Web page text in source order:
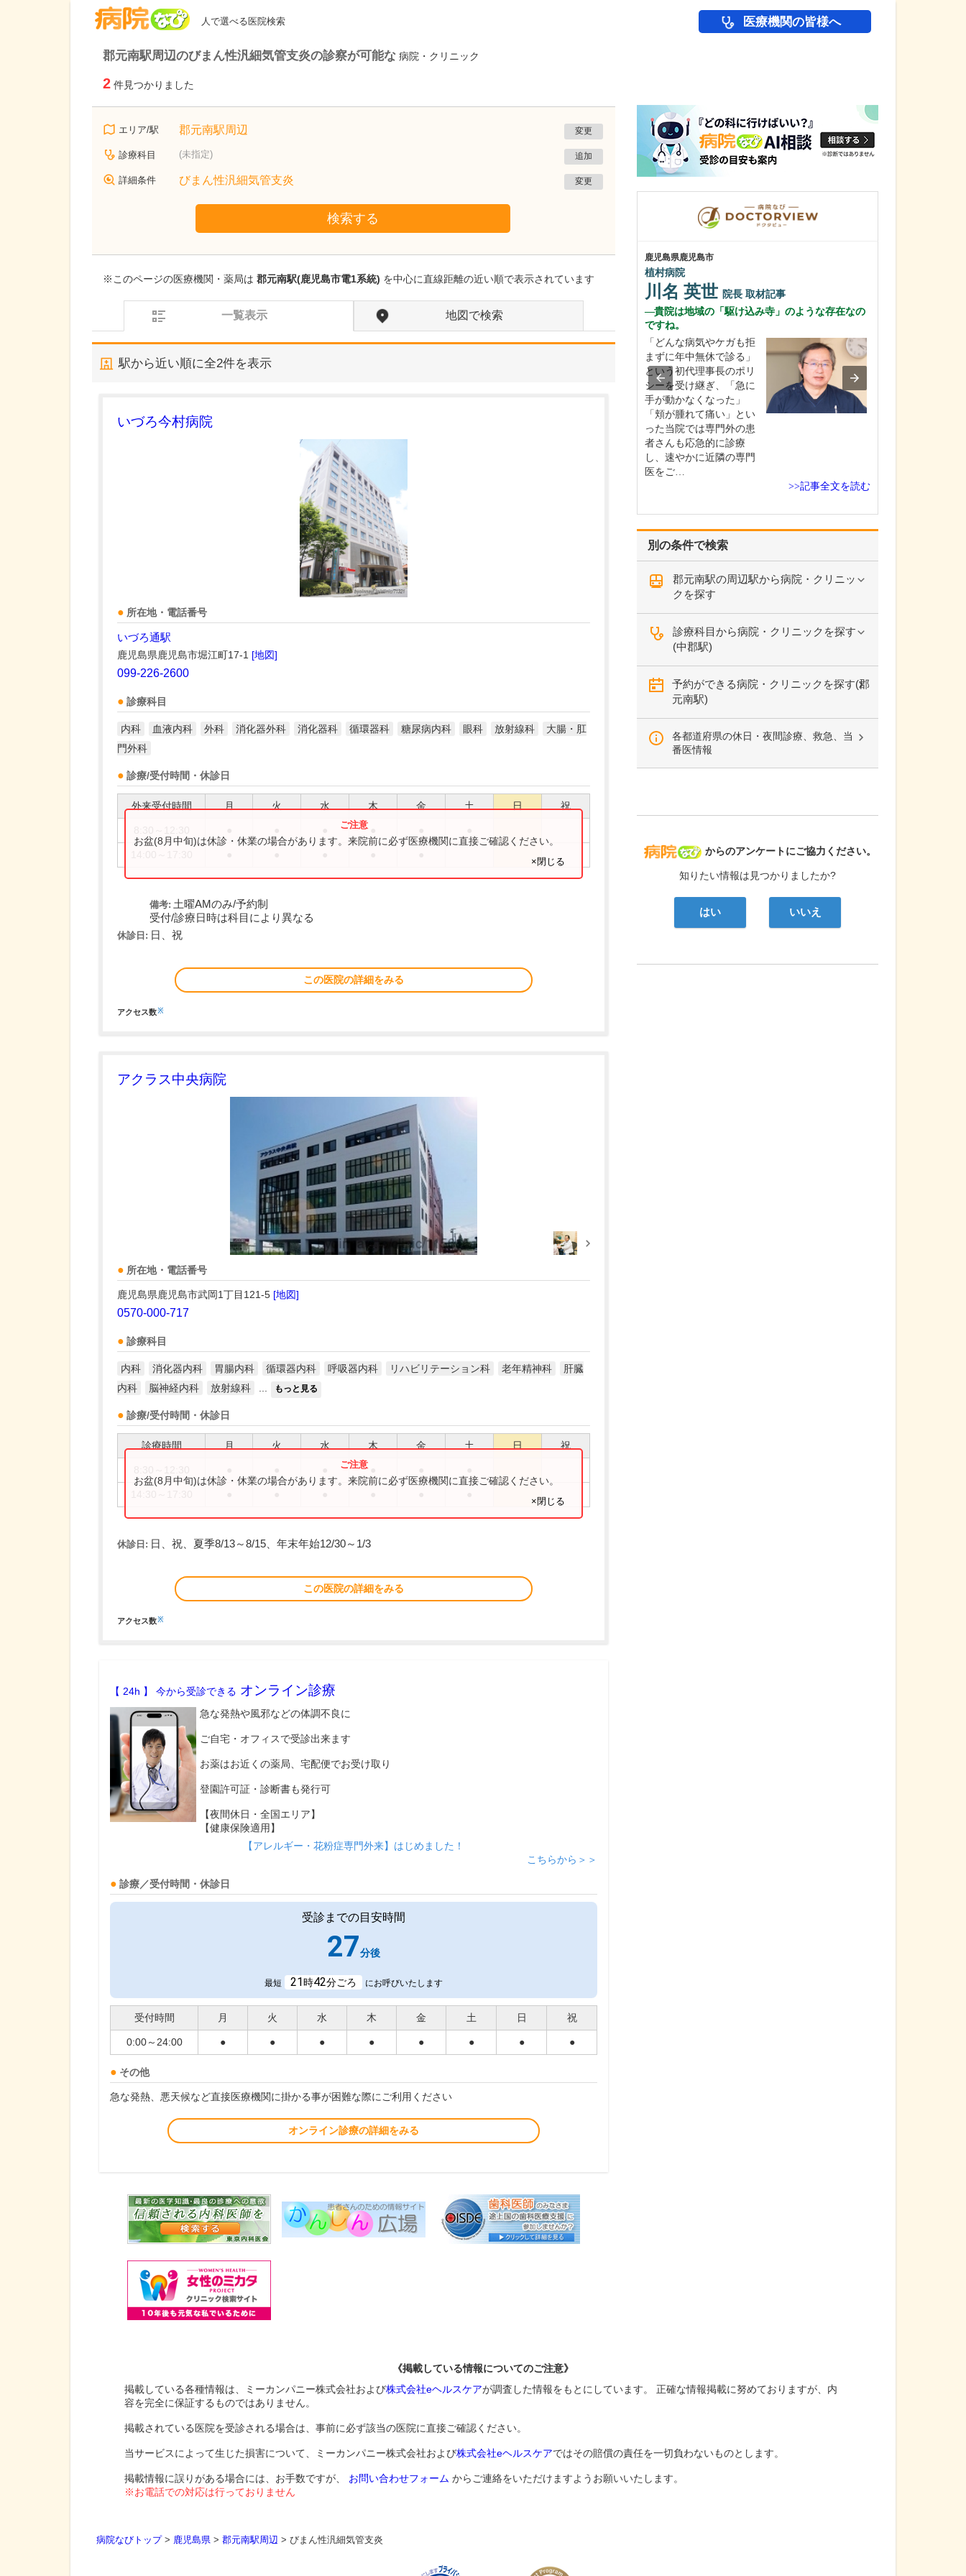
人で選べる医院検索 医療機関の皆様へ
郡元南駅周辺のびまん性汎細気管支炎の診察が可能な 病院・クリニック
2 件見つかりました
エリア/駅 郡元南駅周辺 変更
診療科目 (未指定) 追加
詳細条件 びまん性汎細気管支炎 変更
検索する
※このページの医療機関・薬局は 郡元南駅(鹿児島市電1系統) を中心に直線距離の近い順で表示されています
一覧表示 地図で検索
駅から近い順に全2件を表示
いづろ今村病院
所在地・電話番号
いづろ通駅
鹿児島県鹿児島市堀江町17-1 [地図]
099-226-2600
診療科目
内科 血液内科 外科 消化器外科 消化器科 循環器科 糖尿病内科 眼科 放射線科
大腸・肛
門外科
診療/受付時間・休診日
外来受付時間 月 火 水 木 金 土 日 祝
お盆(8月中旬)は休診・休業の場合があります。来院前に必ず医療機関に直接ご確認ください。
×閉じる
備考: 土曜AMのみ/予約制
受付/診療日時は科目により異なる
休診日: 日、祝
この医院の詳細をみる
アクセス数※
アクラス中央病院
所在地・電話番号
鹿児島県鹿児島市武岡1丁目121-5 [地図]
0570-000-717
診療科目
内科 消化器内科 胃腸内科 循環器内科 呼吸器内科 リハビリテーション科 老年精神科
肝臓
内科
脳神経内科 放射線科 もっと見る
診療/受付時間・休診日
診療時間 月 火 水 木 金 土 日 祝
お盆(8月中旬)は休診・休業の場合があります。来院前に必ず医療機関に直接ご確認ください。
×閉じる
休診日: 日、祝、夏季8/13～8/15、年末年始12/30～1/3
この医院の詳細をみる
アクセス数※
【 24h 】 今から受診できる オンライン診療
急な発熱や風邪などの体調不良に
ご自宅・オフィスで受診出来ます
お薬はお近くの薬局、宅配便でお受け取り
登園許可証・診断書も発行可
【夜間休日・全国エリア】
【健康保険適用】
【アレルギー・花粉症専門外来】はじめました！
こちらから＞＞
診療／受付時間・休診日
受診までの目安時間
27分後
最短 21時42分ごろ にお呼びいたします
受付時間 月 火 水 木 金 土 日 祝
0:00～24:00 ● ● ● ● ● ● ● ●
その他
急な発熱、悪天候など直接医療機関に掛かる事が困難な際にご利用ください
オンライン診療の詳細をみる
別の条件で検索
郡元南駅の周辺駅から病院・クリニッ
クを探す
診療科目から病院・クリニックを探す
(中郡駅)
予約ができる病院・クリニックを探す(郡
元南駅)
各都道府県の休日・夜間診療、救急、当
番医情報
病院なび
からのアンケートにご協力ください。
知りたい情報は見つかりましたか?
はい いいえ
鹿児島県鹿児島市
植村病院
川名 英世 院長 取材記事
貴院は地域の「駆け込み寺」のような存在なの
ですね。
「どんな病気やケガも拒
まずに年中無休で診る」
という初代理事長のポリ
シーを受け継ぎ、「急に
手が動かなくなった」
「頬が腫れて痛い」とい
った当院では専門外の患
者さんも応急的に診療
し、速やかに近隣の専門
医をご…
>>記事全文を読む
北海道札幌市東区
野沢医院
特に力を入れている診療分野について教えてく
内科全般を幅広く診療し
《掲載している情報についてのご注意》
掲載している各種情報は、ミーカンパニー株式会社および株式会社eヘルスケアが調査した情報をもとにしています。 正確な情報掲載に努めておりますが、内
容を完全に保証するものではありません。
掲載されている医院を受診される場合は、事前に必ず該当の医院に直接ご確認ください。
当サービスによって生じた損害について、ミーカンパニー株式会社および株式会社eヘルスケアではその賠償の責任を一切負わないものとします。
掲載情報に誤りがある場合には、お手数ですが、 お問い合わせフォーム からご連絡をいただけますようお願いいたします。
※お電話での対応は行っておりません
病院なびトップ> 鹿児島県 > 郡元南駅周辺 > びまん性汎細気管支炎